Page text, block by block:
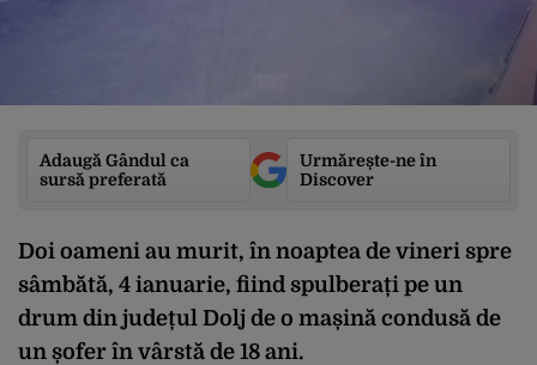
Adaugă Gândul ca
sursă preferată
Urmărește-ne în
Discover
Doi oameni au murit, în noaptea de vineri spre
sâmbătă, 4 ianuarie, fiind spulberați pe un
drum din județul Dolj de o mașină condusă de
un șofer în vârstă de 18 ani.